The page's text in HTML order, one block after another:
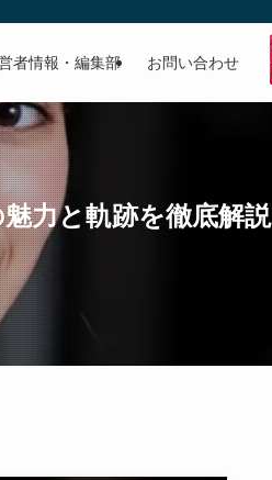
者情報・編集部 お問い合わせ
力と軌跡を徹底解説